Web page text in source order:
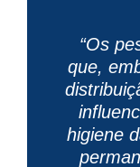
“Os
que,
higiene